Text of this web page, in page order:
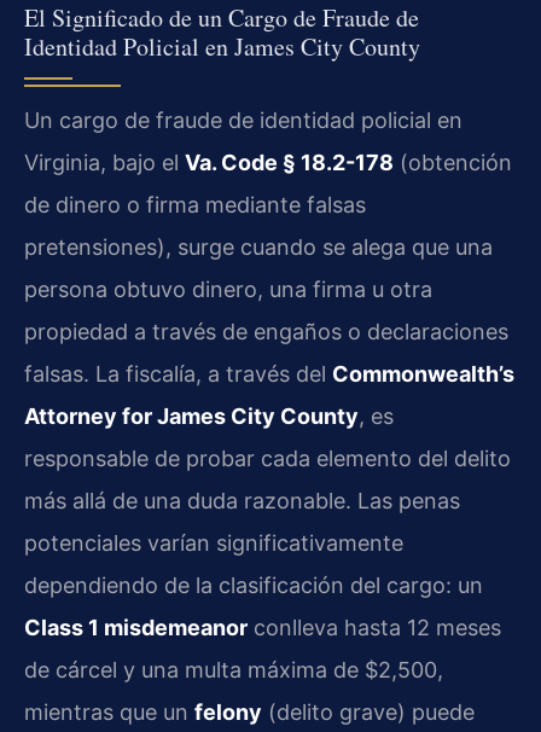
El Significado de un Cargo de Fraude de
Identidad Policial en James City County
Un cargo de fraude de identidad policial en
Virginia, bajo el Va. Code § 18.2-178 (obtención
de dinero o firma mediante falsas
pretensiones), surge cuando se alega que una
persona obtuvo dinero, una firma u otra
propiedad a través de engaños o declaraciones
falsas. La fiscalía, a través del Commonwealth’s
Attorney for James City County, es
responsable de probar cada elemento del delito
más allá de una duda razonable. Las penas
potenciales varían significativamente
dependiendo de la clasificación del cargo: un
Class 1 misdemeanor conlleva hasta 12 meses
de cárcel y una multa máxima de $2,500,
mientras que un felony (delito grave) puede